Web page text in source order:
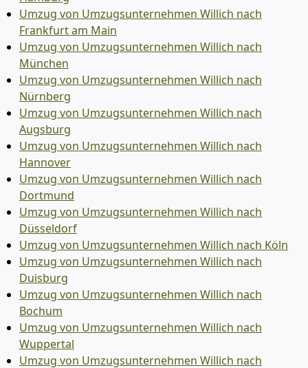
Umzug von Umzugsunternehmen Willich nach
Frankfurt am Main
Umzug von Umzugsunternehmen Willich nach
München
Umzug von Umzugsunternehmen Willich nach
Nürnberg
Umzug von Umzugsunternehmen Willich nach
Augsburg
Umzug von Umzugsunternehmen Willich nach
Hannover
Umzug von Umzugsunternehmen Willich nach
Dortmund
Umzug von Umzugsunternehmen Willich nach
Düsseldorf
Umzug von Umzugsunternehmen Willich nach Köln
Umzug von Umzugsunternehmen Willich nach
Duisburg
Umzug von Umzugsunternehmen Willich nach
Bochum
Umzug von Umzugsunternehmen Willich nach
Wuppertal
Umzug von Umzugsunternehmen Willich nach